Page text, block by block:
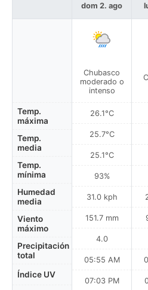
Temp.
máxima
Temp.
media
Temp.
mínima
Humedad
media
Viento
máximo
Precipitación
total
Índice UV
dom 2. ago
Chubasco
moderado o
intenso
26.1°C
25.7°C
25.1°C
93%
31.0 kph
151.7 mm
4.0
05:55 AM
07:03 PM